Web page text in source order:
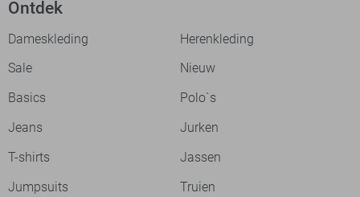
Ontdek
Dameskleding
Herenkleding
Sale
Nieuw
Basics
Polo`s
Jeans
Jurken
T-shirts
Jassen
Jumpsuits
Truien